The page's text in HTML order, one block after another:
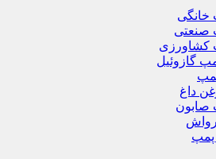
خانگی
صنعتی
کشاورزی
گازوئیل
داغ
صابون
پمپ